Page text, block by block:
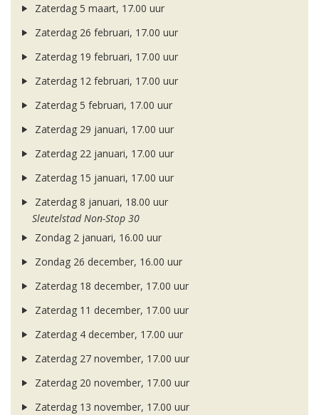
Zaterdag 5 maart, 17.00 uur
Zaterdag 26 februari, 17.00 uur
Zaterdag 19 februari, 17.00 uur
Zaterdag 12 februari, 17.00 uur
Zaterdag 5 februari, 17.00 uur
Zaterdag 29 januari, 17.00 uur
Zaterdag 22 januari, 17.00 uur
Zaterdag 15 januari, 17.00 uur
Zaterdag 8 januari, 18.00 uur
Sleutelstad Non-Stop 30
Zondag 2 januari, 16.00 uur
Zondag 26 december, 16.00 uur
Zaterdag 18 december, 17.00 uur
Zaterdag 11 december, 17.00 uur
Zaterdag 4 december, 17.00 uur
Zaterdag 27 november, 17.00 uur
Zaterdag 20 november, 17.00 uur
Zaterdag 13 november, 17.00 uur